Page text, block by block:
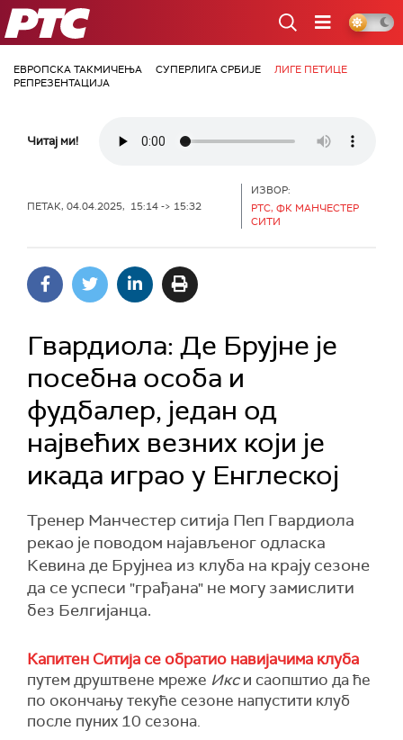
РТС
ЕВРОПСКА ТАКМИЧЕЊА СУПЕРЛИГА СРБИЈЕ
ЛИГЕ ПЕТИЦЕ
РЕПРЕЗЕНТАЦИЈА
Читај ми!
ПЕТАК, 04.04.2025, 15:14 -> 15:32
ИЗВОР:
РТС, ФК МАНЧЕСТЕР
СИТИ
Гвардиола: Де Брујне је
посебна особа и
фудбалер, један од
највећих везних који је
икада играо у Енглеској
Тренер Манчестер ситија Пеп Гвардиола
рекао је поводом најављеног одласка
Кевина де Брујнеа из клуба на крају сезоне
да се успеси "грађана" не могу замислити
без Белгијанца.
Капитен Ситија се обратио навијачима клуба
путем друштвене мреже Икси саопштио да ће
по окончању текуће сезоне напустити клуб
после пуних 10 сезона.